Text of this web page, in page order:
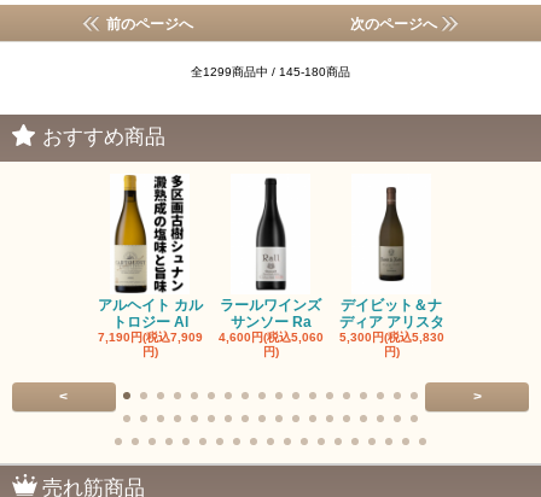
前のページへ 次のページへ
全1299商品中 / 145-180商品
おすすめ商品
アルヘイト カル
トロジー Al
7,190円(税込7,909
円)
ラールワインズ
サンソー Ra
4,600円(税込5,060
円)
デイビット＆ナ
ディア アリスタ
5,300円(税込5,830
円)
< >
売れ筋商品